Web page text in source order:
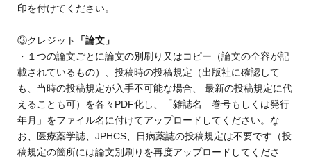
印を付けてください。
③クレジット
「論文」
・１つの論文ごとに論文の別刷り又はコピー（論文の全容が記
載されているもの）、投稿時の投稿規定（出版社に確認して
も、当時の投稿規定が入手不可能な場合、 最新の投稿規定に代
えることも可）を各々PDF化し、「雑誌名 巻号もしくは発行
年月」をファイル名に付けてアップロードしてください。な
お、医療薬学誌、JPHCS、日病薬誌の投稿規定は不要です（投
稿規定の箇所には論文別刷りを再度アップロードしてくださ